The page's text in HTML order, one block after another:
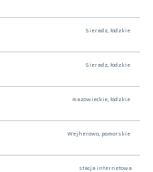
Sieradz, łódzkie
Sieradz, łódzkie
mazowieckie, łódzkie
Wejherowo, pomorskie
stacja internetowa